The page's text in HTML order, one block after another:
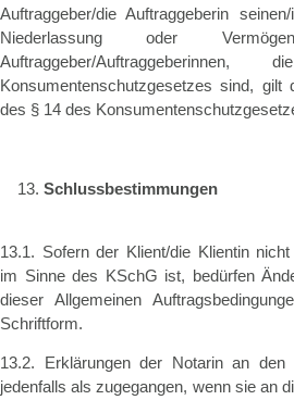
Auftraggeber/die Auftraggeberin
Niederlassung oder
Auftraggeber/
Konsumentenschutzgesetzes sind, gilt
des § 14 des
Schlussbestimmungen
13.1. Sofern der Klient/die Klientin
im Sinne des KSchG ist, bedürfen
dieser Allgemeinen
Schriftform.
13.2. Erklärungen der Notarin an den
jedenfalls als zugegangen, wenn sie an